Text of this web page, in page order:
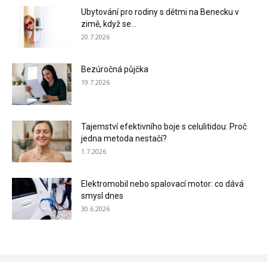
Ubytování pro rodiny s dětmi na Benecku v
zimě, když se...
20.7.2026
Bezúročná půjčka
19.7.2026
Tajemství efektivního boje s celulitidou: Proč
jedna metoda nestačí?
1.7.2026
Elektromobil nebo spalovací motor: co dává
smysl dnes
30.6.2026